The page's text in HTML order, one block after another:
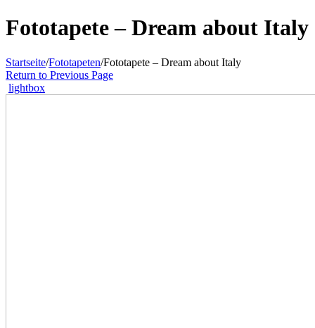
Fototapete – Dream about Italy
Startseite/Fototapeten/Fototapete – Dream about Italy
Return to Previous Page
lightbox